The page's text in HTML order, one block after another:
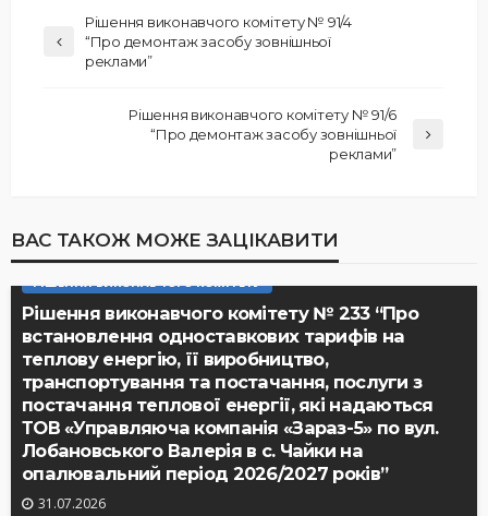
Рішення виконавчого комітету № 91/4
“Про демонтаж засобу зовнішньої
реклами”
Рішення виконавчого комітету № 91/6
“Про демонтаж засобу зовнішньої
реклами”
ВАС ТАКОЖ МОЖЕ ЗАЦІКАВИТИ
Рішення виконавчого комітету № 233 “Про
встановлення одноставкових тарифів на
теплову енергію, її виробництво,
транспортування та постачання, послуги з
постачання теплової енергії, які надаються
ТОВ «Управляюча компанія «Зараз-5» по вул.
Лобановського Валерія в с. Чайки на
опалювальний період 2026/2027 років”
31.07.2026